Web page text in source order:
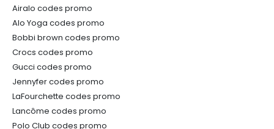
Airalo codes promo
Alo Yoga codes promo
Bobbi brown codes promo
Crocs codes promo
Gucci codes promo
Jennyfer codes promo
LaFourchette codes promo
Lancôme codes promo
Polo Club codes promo